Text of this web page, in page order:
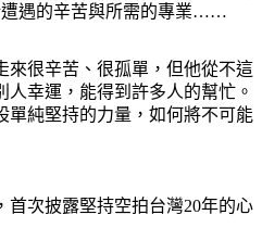
遭遇的辛苦與所需的專業……
很辛苦、很孤單，但他從不這
幸運，能得到許多人的幫忙。
單純堅持的力量，如何將不可能
首次披露堅持空拍台灣20年的心